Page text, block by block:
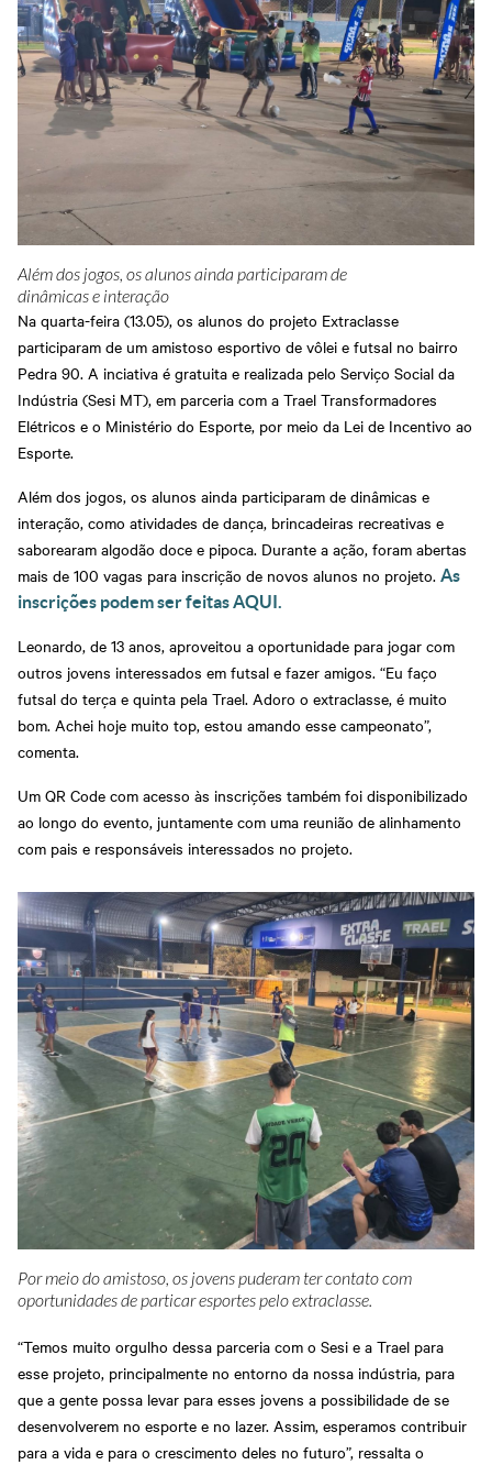
Cadastre-se em nossa
Newsletter
Sesi Viva Bem
Treinamentos das
Normas
Regulamentadoras
Consultas e Exames
Abrir Solicitação no SAC
Downloads
Credenciamento
Privacidade e Proteção
de Dados
Além dos jogos, os alunos ainda participaram de
dinâmicas e interação
Na quarta-feira (13.05), os alunos do projeto Extraclasse
participaram de um amistoso esportivo de vôlei e futsal no bairro
Pedra 90. A inciativa é gratuita e realizada pelo Serviço Social da
Indústria (Sesi MT), em parceria com a Trael Transformadores
Elétricos e o Ministério do Esporte, por meio da Lei de Incentivo ao
Esporte.
Além dos jogos, os alunos ainda participaram de dinâmicas e
interação, como atividades de dança, brincadeiras recreativas e
saborearam algodão doce e pipoca. Durante a ação, foram abertas
mais de 100 vagas para inscrição de novos alunos no projeto. As
inscrições podem ser feitas AQUI.
Leonardo, de 13 anos, aproveitou a oportunidade para jogar com
outros jovens interessados em futsal e fazer amigos. “Eu faço
futsal do terça e quinta pela Trael. Adoro o extraclasse, é muito
bom. Achei hoje muito top, estou amando esse campeonato”,
comenta.
Um QR Code com acesso às inscrições também foi disponibilizado
ao longo do evento, juntamente com uma reunião de alinhamento
com pais e responsáveis interessados no projeto.
Por meio do amistoso, os jovens puderam ter contato com
oportunidades de particar esportes pelo extraclasse.
“Temos muito orgulho dessa parceria com o Sesi e a Trael para
esse projeto, principalmente no entorno da nossa indústria, para
que a gente possa levar para esses jovens a possibilidade de se
desenvolverem no esporte e no lazer. Assim, esperamos contribuir
para a vida e para o crescimento deles no futuro”, ressalta o